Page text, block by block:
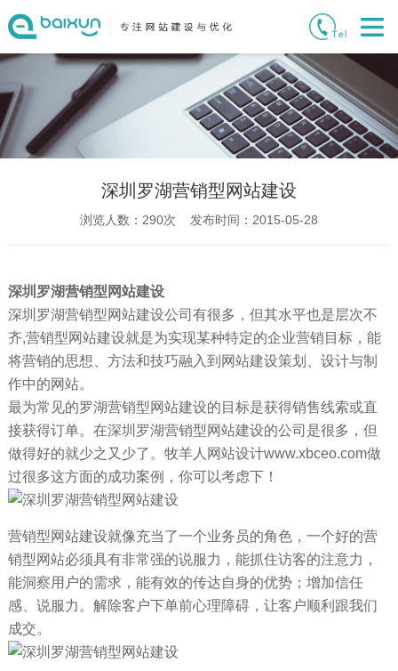
深圳罗湖营销型网站建设
浏览人数： 290次 发布时间：2015-05-28
深圳罗湖营销型网站建设
深圳罗湖营销型网站建设公司有很多，但其水平也是层次不
齐,营销型网站建设就是为实现某种特定的企业营销目标，能
将营销的思想、方法和技巧融入到网站建设策划、设计与制
作中的网站。
最为常见的罗湖营销型网站建设的目标是获得销售线索或直
接获得订单。在深圳罗湖营销型网站建设的公司是很多，但
做得好的就少之又少了。牧羊人网站设计www.xbceo.com做
过很多这方面的成功案例，你可以考虑下！
营销型网站建设就像充当了一个业务员的角色，一个好的营
销型网站必须具有非常强的说服力，能抓住访客的注意力，
能洞察用户的需求，能有效的传达自身的优势；增加信任
感、说服力。解除客户下单前心理障碍，让客户顺利跟我们
成交。